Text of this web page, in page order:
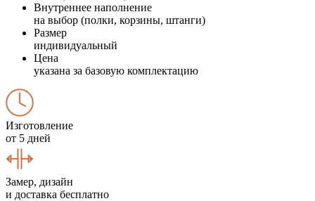
Внутреннее наполнение
на выбор (полки, корзины, штанги)
Размер
индивидуальный
Цена
указана за базовую комплектацию
Изготовление
от 5 дней
Замер, дизайн
и доставка бесплатно